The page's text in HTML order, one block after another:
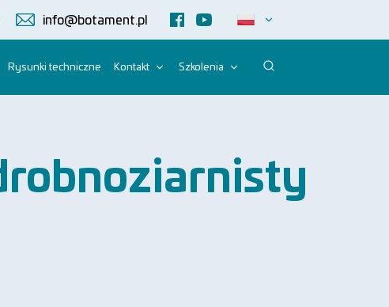
info@botament.pl
Rysunki techniczne Kontakt Szkolenia